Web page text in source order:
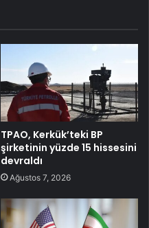
TPAO, Kerkük’teki BP
şirketinin yüzde 15 hissesini
devraldı
Ağustos 7, 2026